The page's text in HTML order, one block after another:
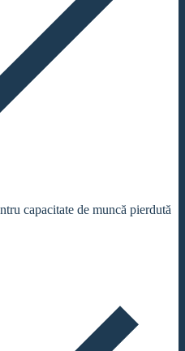
capacitate de muncă pierdută